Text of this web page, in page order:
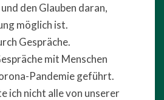
den Glauben daran,
möglich ist.
Gespräche.
mit Menschen
Pandemie geführt.
ich nicht alle von unserer